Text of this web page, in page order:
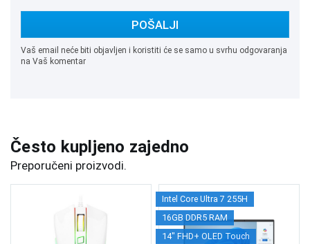
POŠALJI
Vaš email neće biti objavljen i koristiti će se samo u svrhu odgovaranja
na Vaš komentar
Često kupljeno zajedno
Preporučeni proizvodi.
Intel Core Ultra 7 255H
16GB DDR5 RAM
14" FHD+ OLED Touch